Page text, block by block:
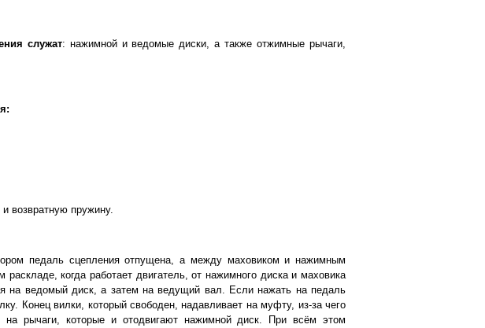
служат: нажимной и ведомые диски, а также отжимные рычаги,
возвратную пружину.
педаль сцепления отпущена, а между маховиком и нажимным
когда работает двигатель, от нажимного диска и маховика
на ведомый диск, а затем на ведущий вал. Если нажать на педаль
Конец вилки, который свободен, надавливает на муфту, из-за чего
рычаги, которые и отодвигают нажимной диск. При всём этом